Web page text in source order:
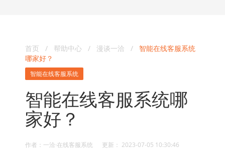
首页 / 帮助中心 / 漫谈一洽 / 智能在线客服系统
哪家好？
智能在线客服系统
智能在线客服系统哪
家好？
作者：一洽·在线客服系统 更新： 2023-07-05 10:30:46